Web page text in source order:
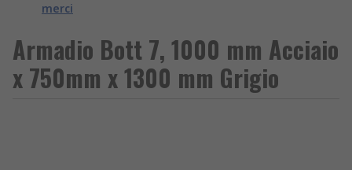
merci
Armadio Bott 7, 1000 mm Acciaio
x 750mm x 1300 mm Grigio